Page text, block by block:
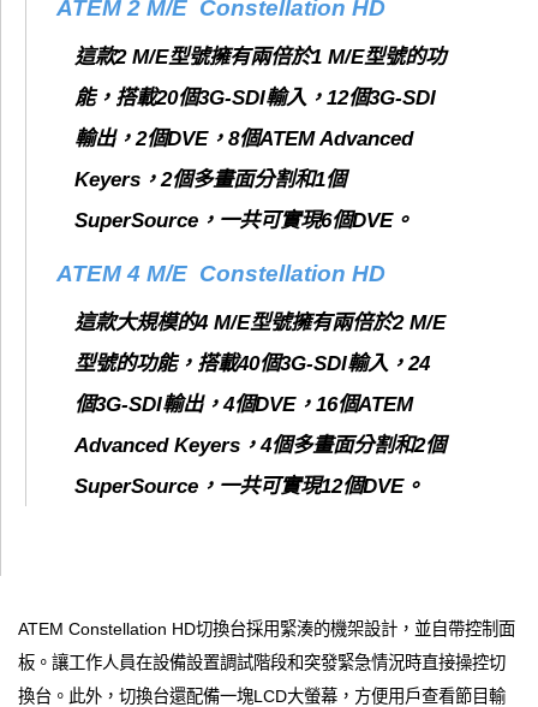
ATEM 2 M/E Constellation HD
這款2 M/E型號擁有兩倍於1 M/E型號的功
能，搭載20個3G-SDI輸入，12個3G-SDI
輸出，2個DVE，8個ATEM Advanced
Keyers，2個多畫面分割和1個
SuperSource，一共可實現6個DVE。
ATEM 4 M/E Constellation HD
這款大規模的4 M/E型號擁有兩倍於2 M/E
型號的功能，搭載40個3G-SDI輸入，24
個3G-SDI輸出，4個DVE，16個ATEM
Advanced Keyers，4個多畫面分割和2個
SuperSource，一共可實現12個DVE。
ATEM Constellation HD切換台採用緊湊的機架設計，並自帶控制面
板。讓工作人員在設備設置調試階段和突發緊急情況時直接操控切
換台。此外，切換台還配備一塊LCD大螢幕，方便用戶查看節目輸